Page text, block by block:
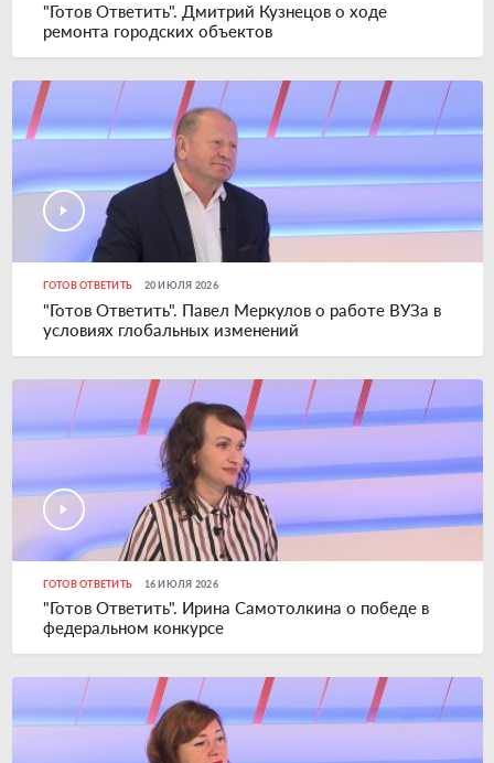
"Готов Ответить". Дмитрий Кузнецов о ходе
ремонта городских объектов
ГОТОВ ОТВЕТИТЬ 20 ИЮЛЯ 2026
"Готов Ответить". Павел Меркулов о работе ВУЗа в
условиях глобальных изменений
ГОТОВ ОТВЕТИТЬ 16 ИЮЛЯ 2026
"Готов Ответить". Ирина Самотолкина о победе в
федеральном конкурсе